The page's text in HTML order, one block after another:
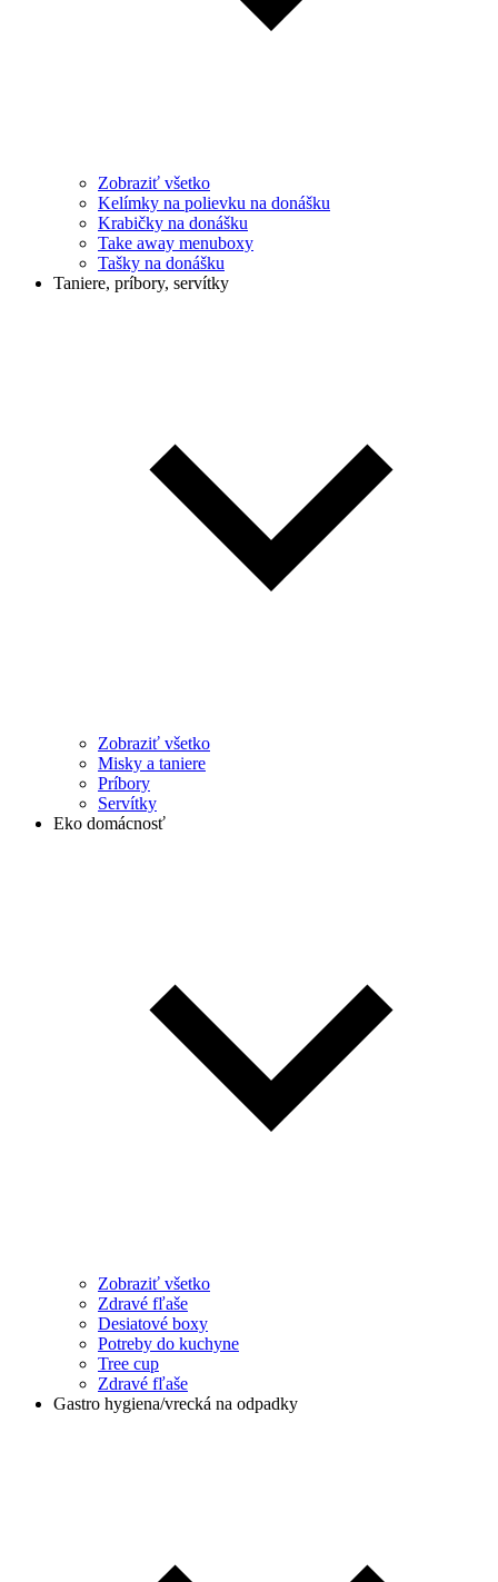
Zobraziť všetko
Kelímky na polievku na donášku
Krabičky na donášku
Take away menuboxy
Tašky na donášku
Taniere, príbory, servítky
Zobraziť všetko
Misky a taniere
Príbory
Servítky
Eko domácnosť
Zobraziť všetko
Zdravé fľaše
Desiatové boxy
Potreby do kuchyne
Tree cup
Zdravé fľaše
Gastro hygiena/vrecká na odpadky